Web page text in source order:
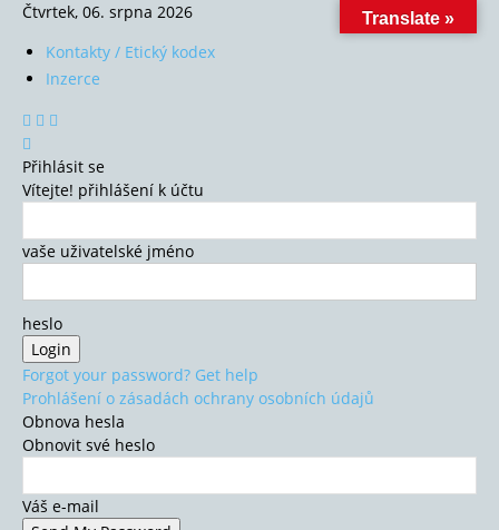
Čtvrtek, 06. srpna 2026
Kontakty / Etický kodex
Inzerce
Přihlásit se
Vítejte! přihlášení k účtu
vaše uživatelské jméno
heslo
Forgot your password? Get help
Prohlášení o zásadách ochrany osobních údajů
Obnova hesla
Obnovit své heslo
Váš e-mail
Translate »